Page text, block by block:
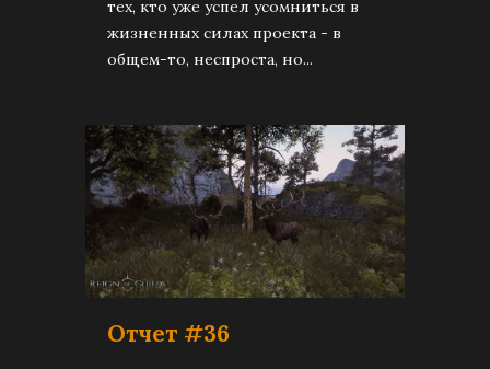
тех, кто уже успел усомниться в
жизненных силах проекта - в
общем-то, неспроста, но...
Отчет #36